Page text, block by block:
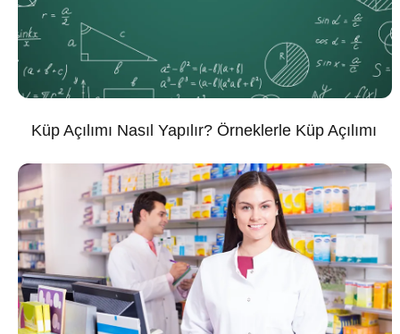
Küp Açılımı Nasıl Yapılır? Örneklerle Küp Açılımı